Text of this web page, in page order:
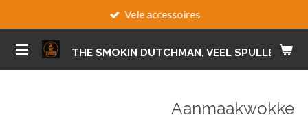
naar
de
THE SMOKIN DUTCHMAN, VEEL SPULLEN
Vele accessoires
Aanmaakwokke